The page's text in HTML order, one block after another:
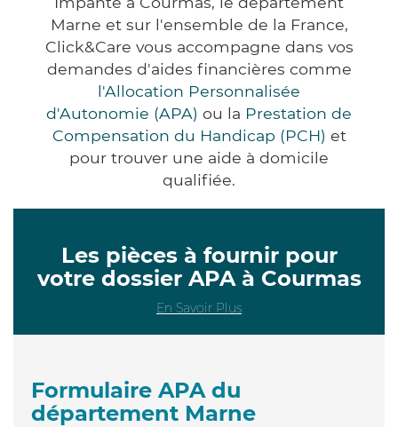
Marne et sur l'ensemble de la France,
Click&Care vous accompagne dans vos
demandes d'aides financières comme
l'Allocation Personnalisée
d'Autonomie (APA) ou la Prestation de
Compensation du Handicap (PCH) et
pour trouver une aide à domicile
qualifiée.
Les pièces à fournir pour
votre dossier APA à Courmas
En Savoir Plus
Formulaire APA du
département Marne